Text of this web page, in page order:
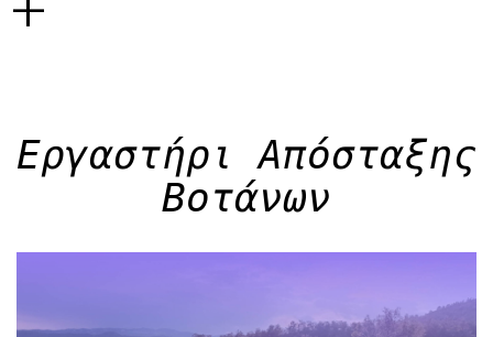
Εργαστήρι Απόσταξης
Βοτάνων